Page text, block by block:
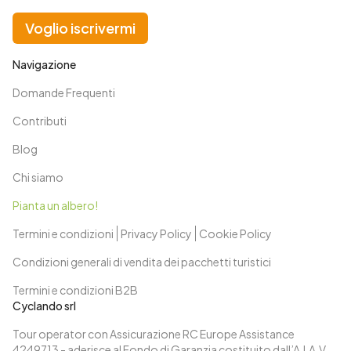
Cyclando srl
Tour operator con Assicurazione RC Europe Assistance
Navigazione
Domande Frequenti
Contributi
Blog
Chi siamo
Pianta un albero!
Termini e condizioni
Privacy Policy
Cookie Policy
Condizioni generali di vendita dei pacchetti turistici
Termini e condizioni B2B
Voglio iscrivermi